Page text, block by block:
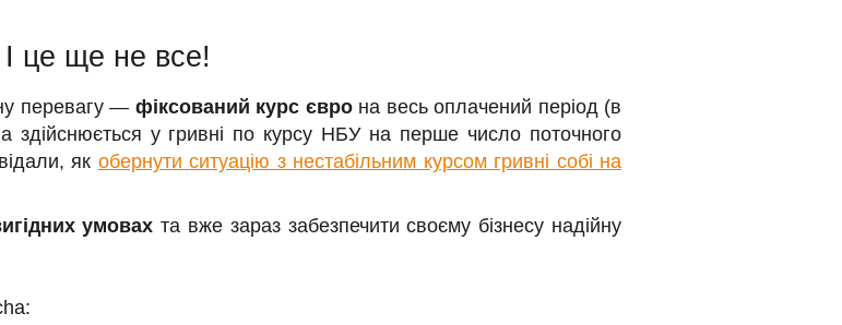
І це ще не все!
перевагу — фіксований курс єврона весь оплачений період (в
здійснюється у гривні по курсу НБУ на перше число поточного
як обернути ситуацію з нестабільним курсом гривні собі на
умовах та вже зараз забезпечити своєму бізнесу надійну